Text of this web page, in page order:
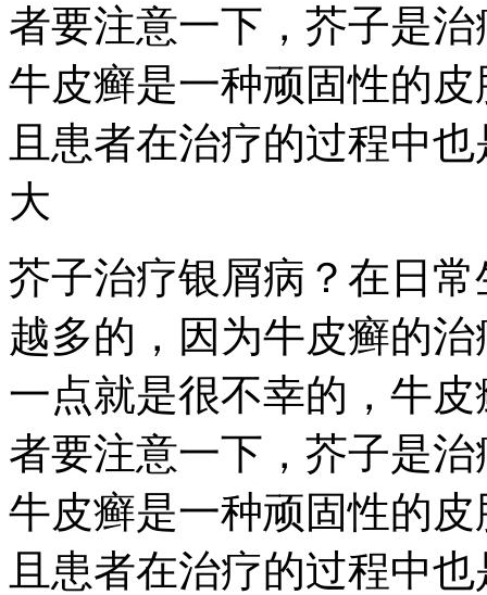
者要注意一下，芥子是
牛皮癣是一种顽固性的
且患者在治疗的过程中
大
芥子治疗银屑病？在日
越多的，因为牛皮癣的
一点就是很不幸的，牛
者要注意一下，芥子是
牛皮癣是一种顽固性的
且患者在治疗的过程中